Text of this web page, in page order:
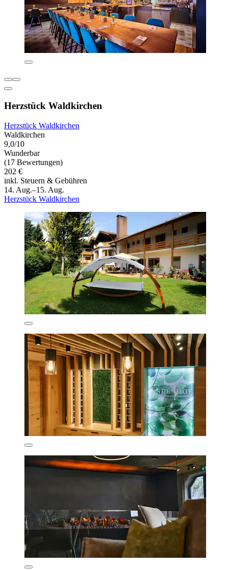
Herzstück Waldkirchen
Herzstück Waldkirchen
Waldkirchen
9,0/10
Wunderbar
(17 Bewertungen)
202 €
inkl. Steuern & Gebühren
14. Aug.–15. Aug.
Herzstück Waldkirchen